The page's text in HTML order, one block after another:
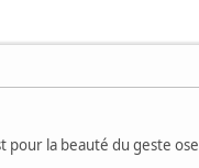
pour la beauté du geste